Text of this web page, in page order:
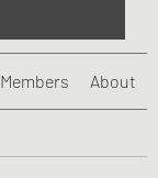
Members About